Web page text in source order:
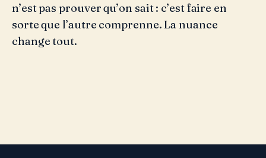
n’est pas prouver qu’on sait : c’est faire en
sorte que l’autre comprenne. La nuance
change tout.